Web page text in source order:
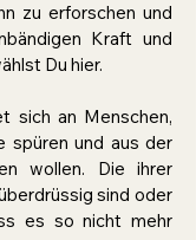
zu erforschen und
Kraft und
Du hier.
sich an Menschen,
spüren und aus der
wollen. Die ihrer
sind oder
es so nicht mehr